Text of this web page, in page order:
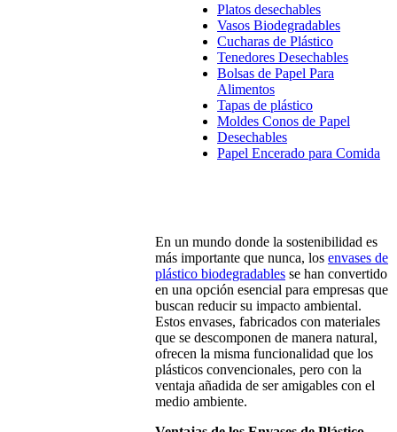
Platos desechables
Vasos Biodegradables
Cucharas de Plástico
Tenedores Desechables
Bolsas de Papel Para
Alimentos
Tapas de plástico
Moldes Conos de Papel
Desechables
Papel Encerado para Comida
En un mundo donde la sostenibilidad es
más importante que nunca, los envases de
plástico biodegradables se han convertido
en una opción esencial para empresas que
buscan reducir su impacto ambiental.
Estos envases, fabricados con materiales
que se descomponen de manera natural,
ofrecen la misma funcionalidad que los
plásticos convencionales, pero con la
ventaja añadida de ser amigables con el
medio ambiente.